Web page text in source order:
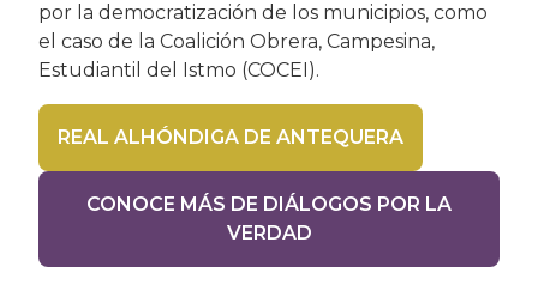
por la democratización de los municipios, como
el caso de la Coalición Obrera, Campesina,
Estudiantil del Istmo (COCEI).
REAL ALHÓNDIGA DE ANTEQUERA
CONOCE MÁS DE DIÁLOGOS POR LA
VERDAD